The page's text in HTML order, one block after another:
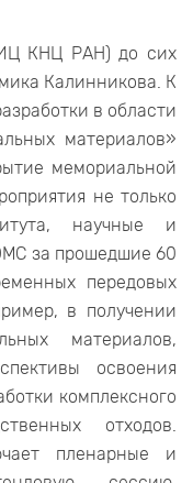
КНЦ РАН) до сих
Калинникова. К
в области
материалов»
мемориальной
не только
научные и
за прошедшие 60
передовых
в получении
материалов,
освоения
комплексного
отходов.
пленарные и